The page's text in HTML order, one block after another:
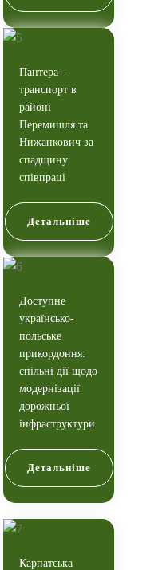
Пантера –
транспорт в
районі
Перемишля та
Нижанкович за
спадщину
співпраці
Детальніше
Доступне
українсько-
польське
прикордоння:
спільні дії щодо
модернізації
дорожньої
інфраструктури
Детальніше
Карпатська